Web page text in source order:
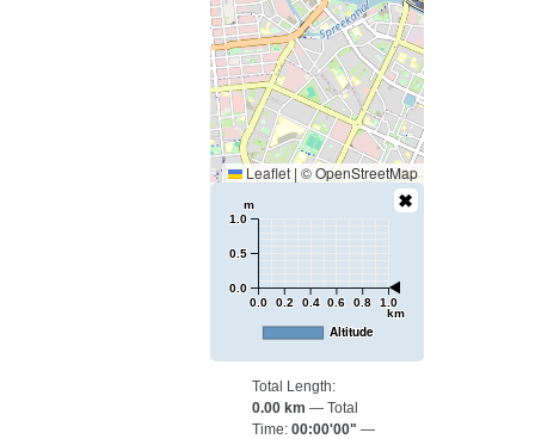
Leaflet | © OpenStreetMap
0.0 0.2 0.4 0.6 0.8 1.0
km
0.0
0.5
1.0
m
Altitude
Total Length:
0.00 km
Total
Time: 00:00'00"